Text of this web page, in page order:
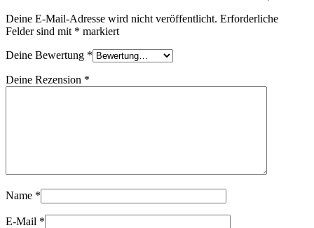
Deine E-Mail-Adresse wird nicht veröffentlicht. Erforderliche
Felder sind mit * markiert
Deine Bewertung *
Deine Rezension *
Name *
E-Mail *